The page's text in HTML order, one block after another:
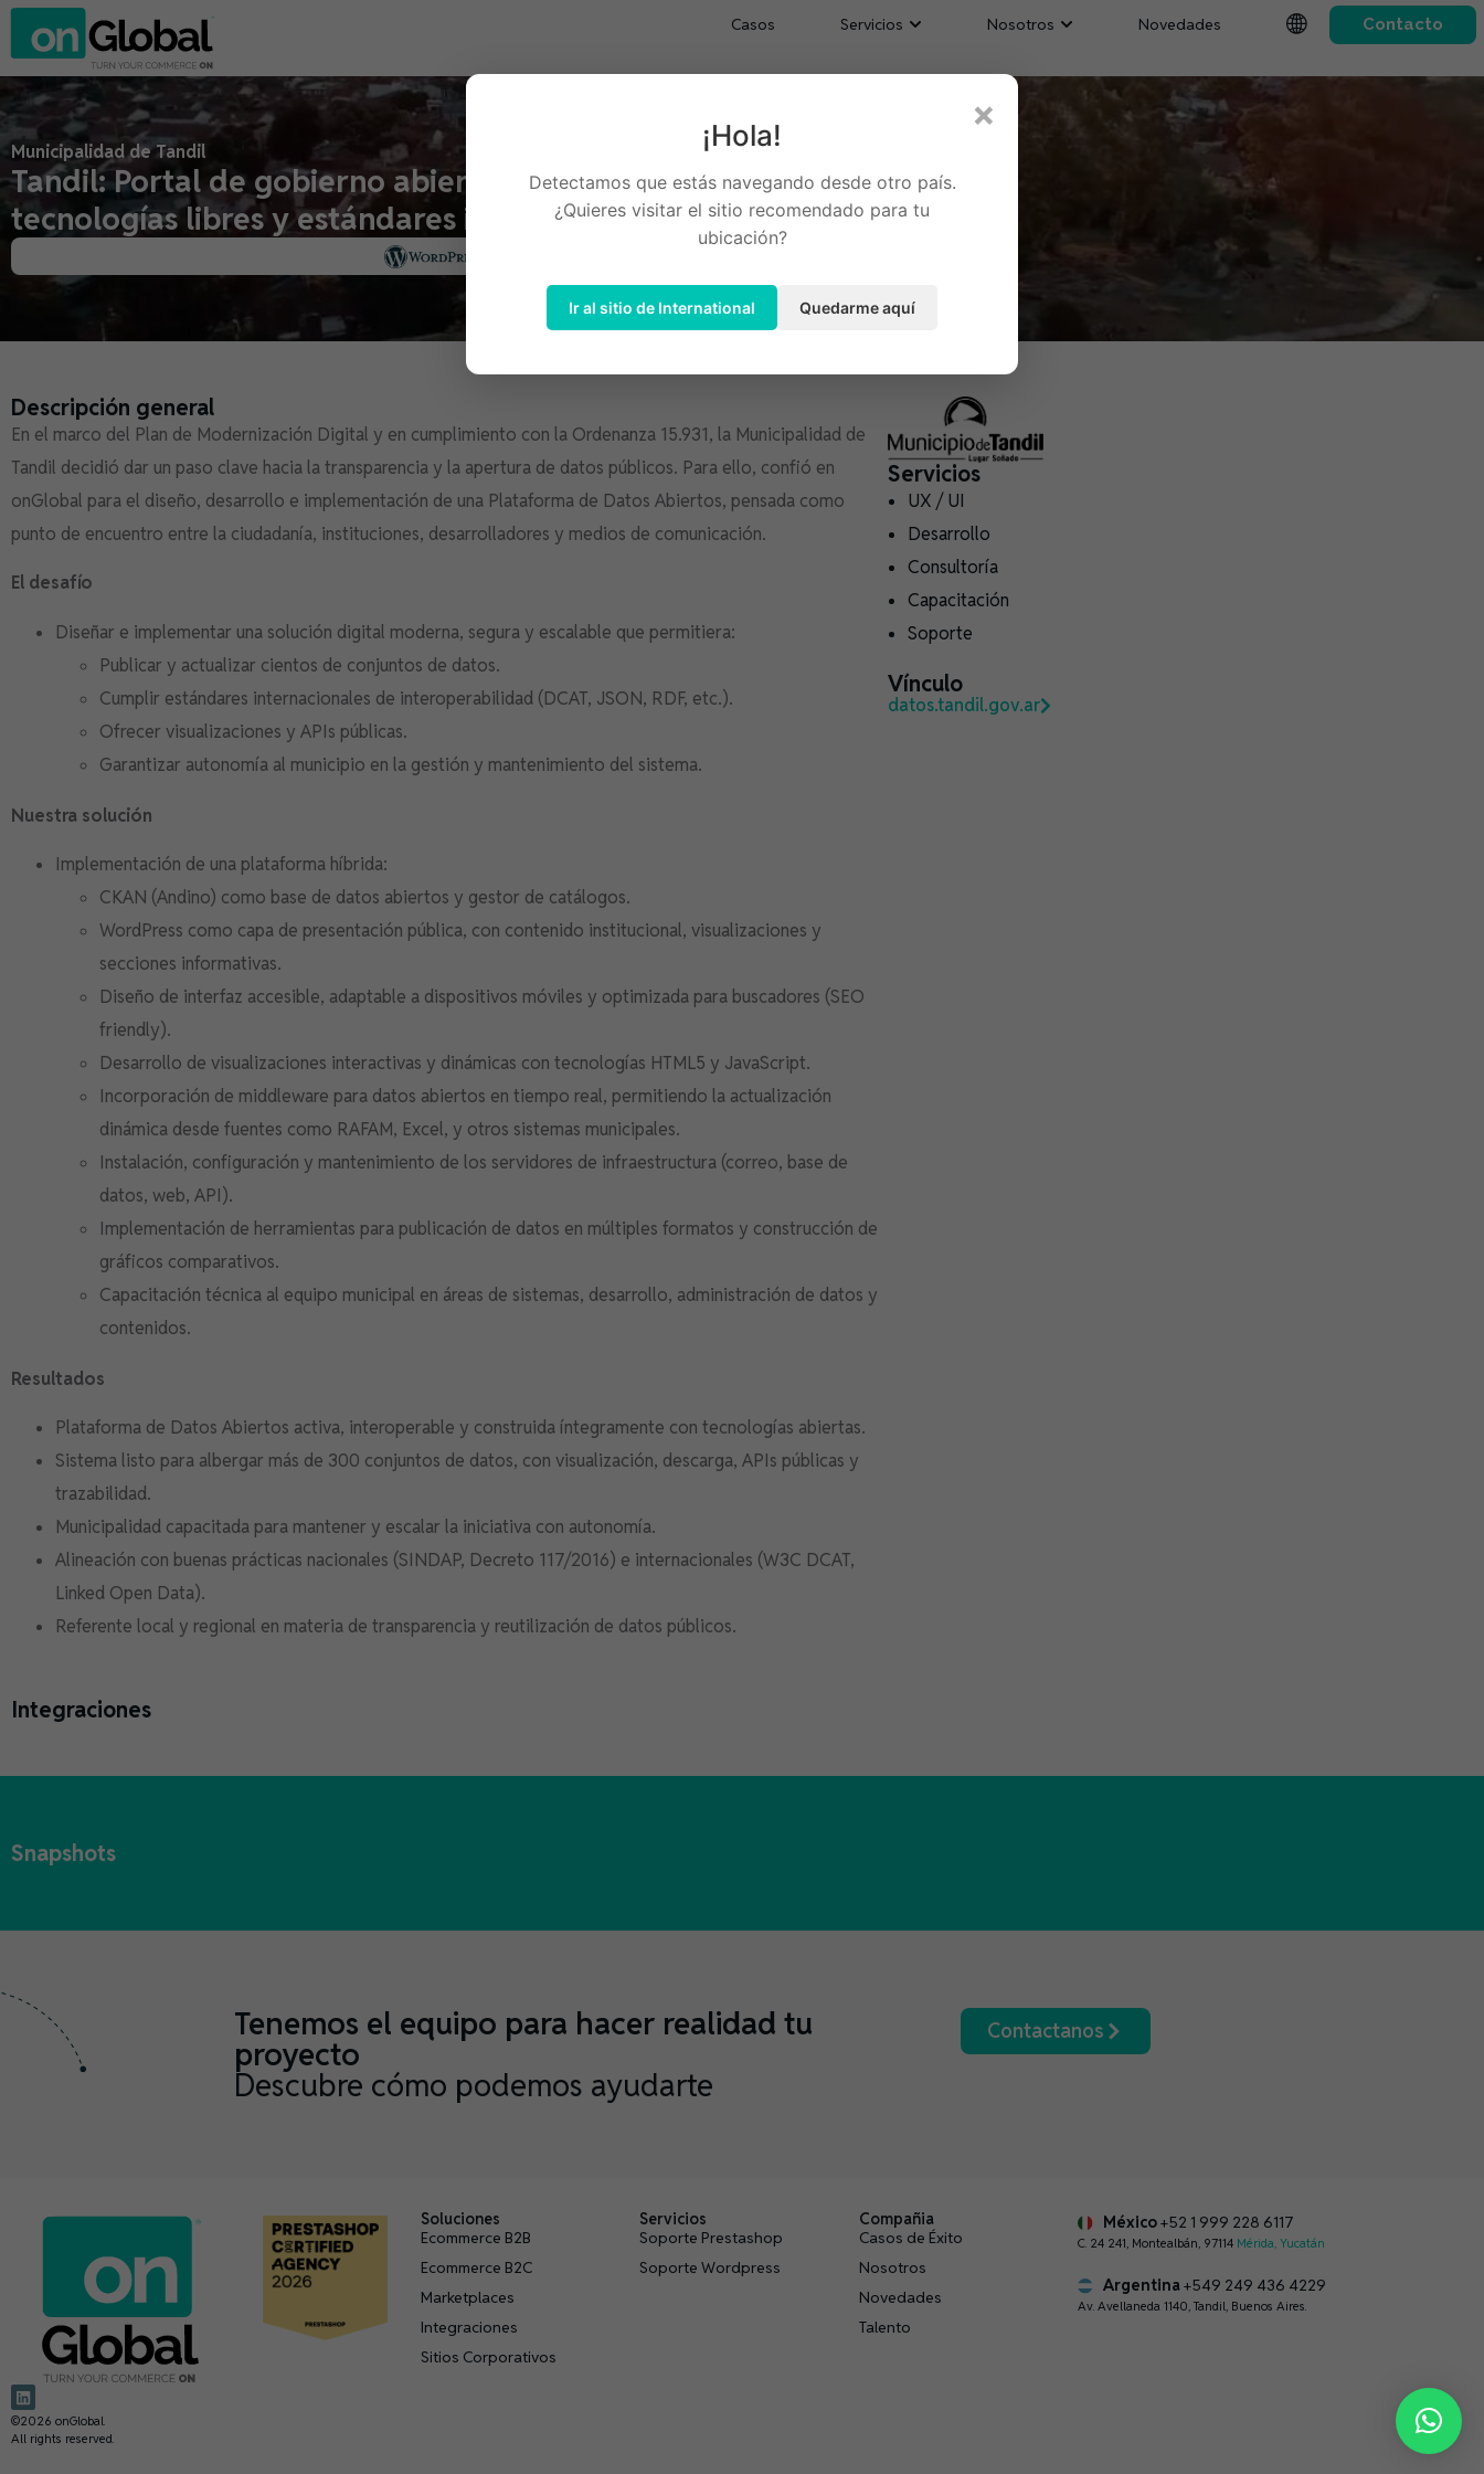
Casos Servicios Nosotros Novedades Contacto
Municipalidad de Tandil
Tandil: Portal de gobierno abierto desarrollado con
tecnologías libres y estándares internacionales
Descripción general
En el marco del Plan de Modernización Digital y en cumplimiento con la Ordenanza 15.931, la Municipalidad de
Tandil decidió dar un paso clave hacia la transparencia y la apertura de datos públicos. Para ello, confió en
onGlobal para el diseño, desarrollo e implementación de una Plataforma de Datos Abiertos, pensada como
punto de encuentro entre la ciudadanía, instituciones, desarrolladores y medios de comunicación.
El desafío
Diseñar e implementar una solución digital moderna, segura y escalable que permitiera:
Publicar y actualizar cientos de conjuntos de datos.
Cumplir estándares internacionales de interoperabilidad (DCAT, JSON, RDF, etc.).
Ofrecer visualizaciones y APIs públicas.
Garantizar autonomía al municipio en la gestión y mantenimiento del sistema.
Nuestra solución
Implementación de una plataforma híbrida:
CKAN (Andino) como base de datos abiertos y gestor de catálogos.
WordPress como capa de presentación pública, con contenido institucional, visualizaciones y
secciones informativas.
Diseño de interfaz accesible, adaptable a dispositivos móviles y optimizada para buscadores (SEO
friendly).
Desarrollo de visualizaciones interactivas y dinámicas con tecnologías HTML5 y JavaScript.
Incorporación de middleware para datos abiertos en tiempo real, permitiendo la actualización
dinámica desde fuentes como RAFAM, Excel, y otros sistemas municipales.
Instalación, configuración y mantenimiento de los servidores de infraestructura (correo, base de
datos, web, API).
Implementación de herramientas para publicación de datos en múltiples formatos y construcción de
gráficos comparativos.
Capacitación técnica al equipo municipal en áreas de sistemas, desarrollo, administración de datos y
contenidos.
Resultados
Plataforma de Datos Abiertos activa, interoperable y construida íntegramente con tecnologías abiertas.
Sistema listo para albergar más de 300 conjuntos de datos, con visualización, descarga, APIs públicas y
trazabilidad.
Municipalidad capacitada para mantener y escalar la iniciativa con autonomía.
Alineación con buenas prácticas nacionales (SINDAP, Decreto 117/2016) e internacionales (W3C DCAT,
Linked Open Data).
Referente local y regional en materia de transparencia y reutilización de datos públicos.
Integraciones
Servicios
UX / UI
Desarrollo
Consultoría
Capacitación
Soporte
Vínculo
datos.tandil.gov.ar
Snapshots
Tenemos el equipo para hacer realidad tu
proyecto
Descubre cómo podemos ayudarte
Contactanos
©2026 onGlobal.
All rights reserved.
Soluciones
Ecommerce B2B
Ecommerce B2C
Marketplaces
Integraciones
Sitios Corporativos
Servicios
Soporte Prestashop
Soporte Wordpress
Compañia
Casos de Éxito
Nosotros
Novedades
Talento
México+52 1 999 228 6117
C. 24 241, Montealbán, 97114 Mérida, Yucatán
Argentina+549 249 436 4229
Av. Avellaneda 1140, Tandil, Buenos Aires.
×
¡Hola!
Detectamos que estás navegando desde otro país.
¿Quieres visitar el sitio recomendado para tu
ubicación?
Ir al sitio de International Quedarme aquí